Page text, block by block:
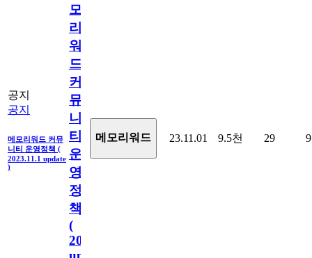
공지
공지
메모리워드 커뮤
니티 운영정책 (
2023.11.1 update
)
모
리
워
드
커
뮤
니
티
운
영
정
책
(
2023.11.1
메모리워드 23.11.01 9.5천 29 9